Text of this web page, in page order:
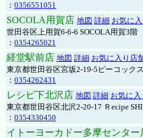
： 0356551051
SOCOLA用賀店 地図 詳細 お気に
世田谷区上用賀6-6-6 SOCOLA用賀3階
： 0354265021
経堂駅前店 地図 詳細 お気に入り店
東京都世田谷区宮坂2-19-5ピーコック
： 0354262431
レシピ下北沢店 地図 詳細 お気に
東京都世田谷区北沢2-20-17 Ｒecipe
： 0354330450
イトーヨーカドー多摩センター